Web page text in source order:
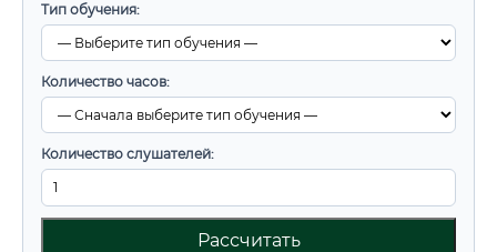
Тип обучения:
Количество часов:
Количество слушателей:
Рассчитать